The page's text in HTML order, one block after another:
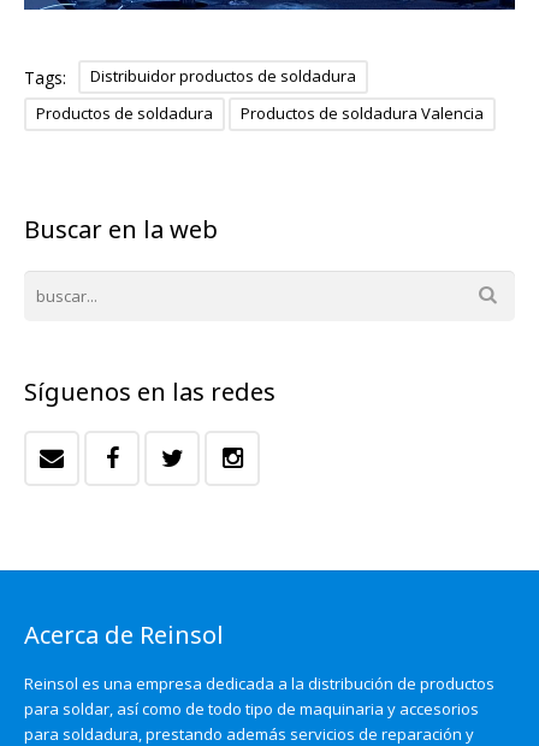
Tags:
Distribuidor productos de soldadura
Productos de soldadura
Productos de soldadura Valencia
Buscar en la web
Síguenos en las redes
Acerca de Reinsol
Reinsol es una empresa dedicada a la distribución de productos
para soldar, así como de todo tipo de maquinaria y accesorios
para soldadura, prestando además servicios de reparación y